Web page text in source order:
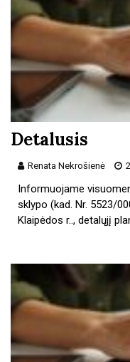
Detalusis
Renata Nekrošienė
Informuojame
sklypo (kad. Nr. 5523/
Klaipėdos r.., detalųjį